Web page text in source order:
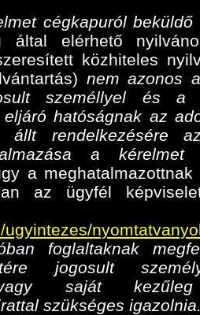
cégkapuról beküldő
által elérhető
közhiteles
nem azonos
személlyel és a
hatóságnak az
állt rendelkezésére
a kérelmet
a meghatalmazottnak
az ügyfél
ugyintezes/
foglaltaknak
jogosult
vagy saját
szükséges